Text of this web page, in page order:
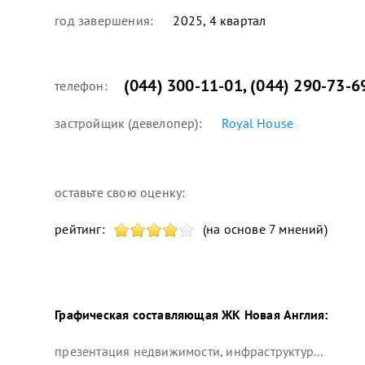
год завершения: 2025, 4 квартал
телефон: (044) 300-11-01,(044) 290-73-
застройщик (девелопер): Royal House
оставьте свою оценку:
рейтинг: (на основе 7 мнений)
Графическая составляющая ЖК Новая Англия:
презентация недвижимости, инфраструктур...